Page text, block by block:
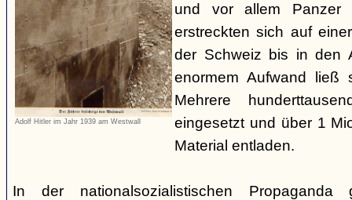
Adolf Hitler im Jahr 1939 am Westwall
und vor allem Panzer
erstreckten sich auf
der Schweiz bis in den
enormem Aufwand ließ
Mehrere
eingesetzt und über 1
Material entladen.
In der nationalsozialistischen